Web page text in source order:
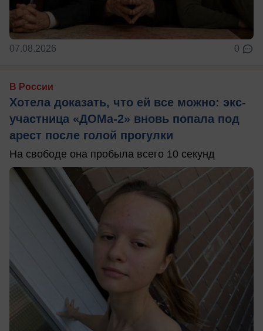
07.08.2026 0
В России
Хотела доказать, что ей все можно: экс-
участница «ДОМа-2» вновь попала под
арест после голой прогулки
На свободе она пробыла всего 10 секунд